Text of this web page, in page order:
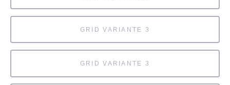
GRID VARIANTE 3
GRID VARIANTE 3